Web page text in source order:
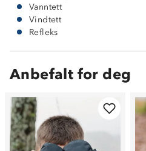
Vanntett
Vindtett
Refleks
Anbefalt for deg